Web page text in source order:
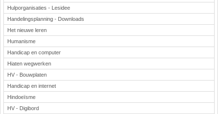
Hulporganisaties - Lesidee
Handelingsplanning - Downloads
Het nieuwe leren
Humanisme
Handicap en computer
Hiaten wegwerken
HV - Bouwplaten
Handicap en internet
Hindoeïsme
HV - Digibord